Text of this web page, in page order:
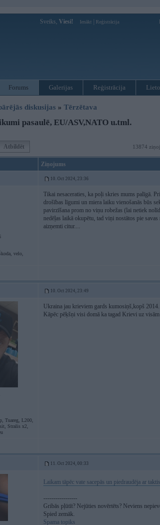
Sveiks, Viesi! Ienākt Reģistrācija
Forums Galerijas Reģistrācija
diskusijas » Tērzētava
pasaulē, EU/ASV,NATO u.tml.
Atbildēt 13874
Ziņojums
10. Oct 2024, 23:36
velo,
Tikai nesaceraties, ka poļi skries mums palīgā.
drošības līgumi un miera laiku vienošanās būs
pavirzīšana prom no viņu robežas (lai netiek
nedēļas laikā okupētu, tad viņi nostātos pie
aizņemti citur....
10. Oct 2024, 23:49
Tuareg, L200,
Stralis x2,
Ukraina jau krieviem gards kumosiņš,kopš
Kāpēc pēķšņi visi domā ka tagad Krievi uz
11. Oct 2024, 00:33
Laikam tāpēc vate sacepās un piedraudēja ar
-----------------
Gribās pļūtīt? Nejūties novērtēts? Neviens
Spied zemāk.
Spama topiks